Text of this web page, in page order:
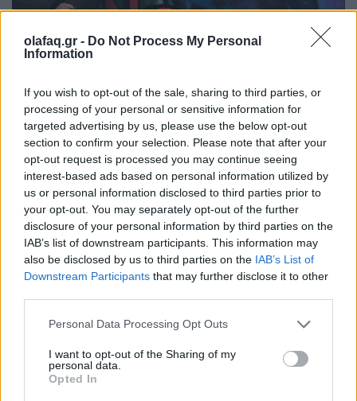
olafaq.gr - Do Not Process My Personal
Information
If you wish to opt-out of the sale, sharing to third parties, or
processing of your personal or sensitive information for
targeted advertising by us, please use the below opt-out
section to confirm your selection. Please note that after your
opt-out request is processed you may continue seeing
interest-based ads based on personal information utilized by
us or personal information disclosed to third parties prior to
your opt-out. You may separately opt-out of the further
disclosure of your personal information by third parties on the
IAB’s list of downstream participants. This information may
also be disclosed by us to third parties on the IAB’s List of
Downstream Participants that may further disclose it to other
Personal Data Processing Opt Outs
I want to opt-out of the Sharing of my
personal data.
Opted In
Χίλντα Παπαδημητρίου: «Με ενδιαφέρει η
underground Αθήνα»
05.06.26
Η συγγραφέας συζητάει με τον Θανάση Μήνα για το νέο της
αστυνομικό μυθιστόρημα με τίτλο "Κομπολόι στο χώμα".